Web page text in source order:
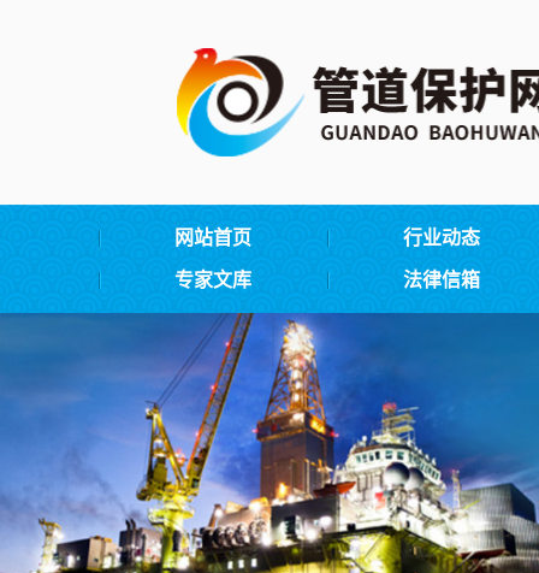
网站首页 行业动态
专家文库 法律信箱